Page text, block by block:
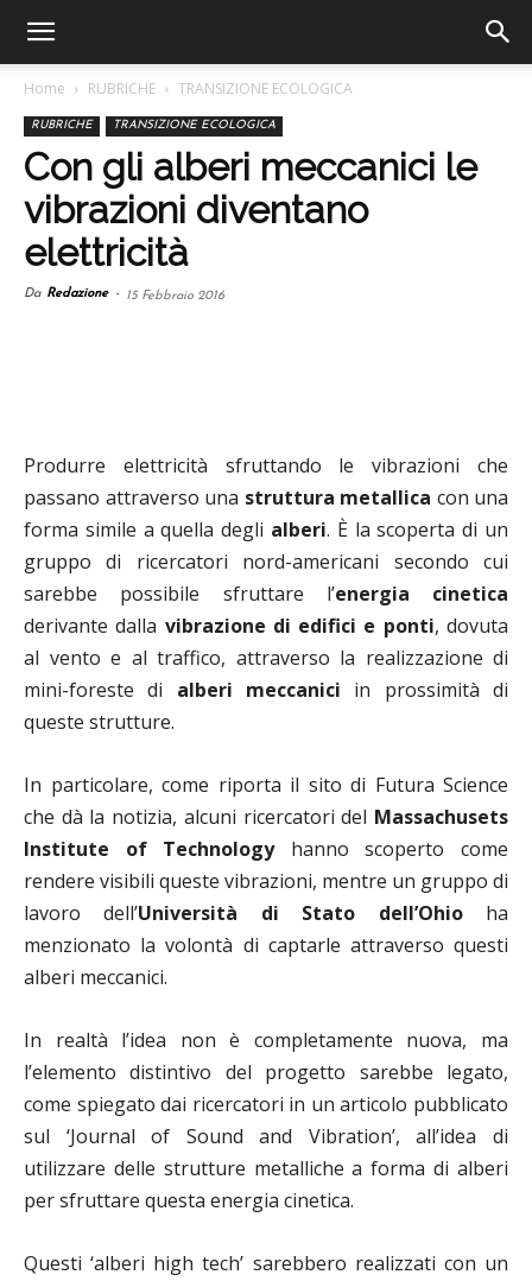
Home RUBRICHE TRANSIZIONE ECOLOGICA
RUBRICHE TRANSIZIONE ECOLOGICA
Con gli alberi meccanici le
vibrazioni diventano
elettricità
Da Redazione - 15 Febbraio 2016
Produrre elettricità sfruttando le vibrazioni che
passano attraverso una struttura metallica con una
forma simile a quella degli alberi. È la scoperta di un
gruppo di ricercatori nord-americani secondo cui
sarebbe possibile sfruttare l’energia cinetica
derivante dalla vibrazione di edifici e ponti, dovuta
al vento e al traffico, attraverso la realizzazione di
mini-foreste di alberi meccanici in prossimità di
queste strutture.
In particolare, come riporta il sito di Futura Science
che dà la notizia, alcuni ricercatori del Massachusets
Institute of Technologyhanno scoperto come
rendere visibili queste vibrazioni, mentre un gruppo di
lavoro dell’Università di Stato dell’Ohioha
menzionato la volontà di captarle attraverso questi
alberi meccanici.
In realtà l’idea non è completamente nuova, ma
l’elemento distintivo del progetto sarebbe legato,
come spiegato dai ricercatori in un articolo pubblicato
sul ‘Journal of Sound and Vibration’, all’idea di
utilizzare delle strutture metalliche a forma di alberi
per sfruttare questa energia cinetica.
Questi ‘alberi high tech’ sarebbero realizzati con un